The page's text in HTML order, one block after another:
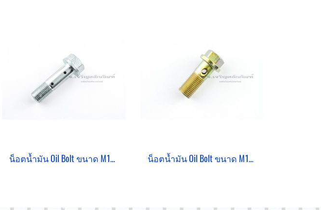
น็อตน้ำมัน Oil Bolt ขนาด M10x1.0x35 แบบ 2 รู น็อตน้ำมัน Oil Bolt ขนาด M10x1.0x25 แบบ 1 รู